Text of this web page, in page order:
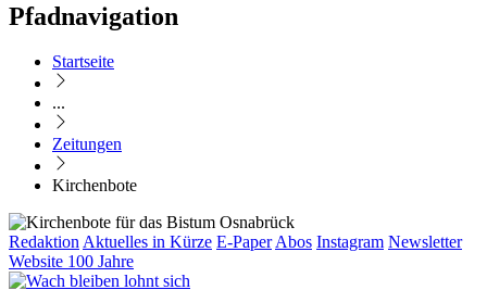
Pfadnavigation
Startseite
...
Zeitungen
Kirchenbote
RedaktionAktuelles in Kürze E-PaperAbos Instagram Newsletter
Website 100 Jahre